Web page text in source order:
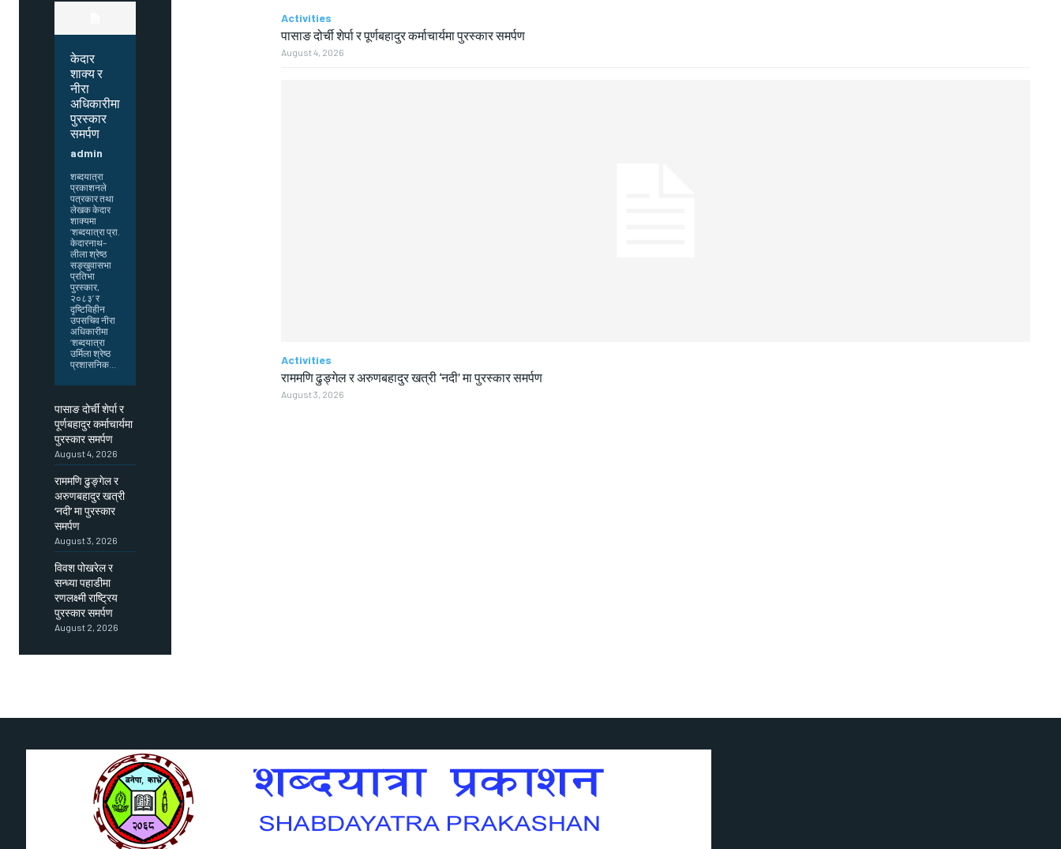
केदार
शाक्य र
नीरा
अधिकारीमा
पुरस्कार
समर्पण
admin
शब्दयात्रा
प्रकाशनले
पत्रकार तथा
लेखक केदार
शाक्यमा
‘शब्दयात्रा प्रा.
केदारनाथ–
लीला श्रेष्ठ
सङ्खुवासभा
प्रतिभा
पुरस्कार,
२०८३’ र
दृष्टिविहीन
उपसचिव नीरा
अधिकारीमा
‘शब्दयात्रा
उर्मिला श्रेष्ठ
प्रशासनिक...
पासाङ दोर्ची शेर्पा र
पूर्णबहादुर कर्माचार्यमा
पुरस्कार समर्पण
August 4, 2026
राममणि ढुङ्गेल र
अरुणबहादुर खत्री
‘नदी’ मा पुरस्कार
समर्पण
August 3, 2026
विवश पोखरेल र
सन्ध्या पहाडीमा
रणलक्ष्मी राष्ट्रिय
पुरस्कार समर्पण
August 2, 2026
Activities
पासाङ दोर्ची शेर्पा र पूर्णबहादुर कर्माचार्यमा पुरस्कार समर्पण
August 4, 2026
Activities
राममणि ढुङ्गेल र अरुणबहादुर खत्री ‘नदी’ मा पुरस्कार समर्पण
August 3, 2026